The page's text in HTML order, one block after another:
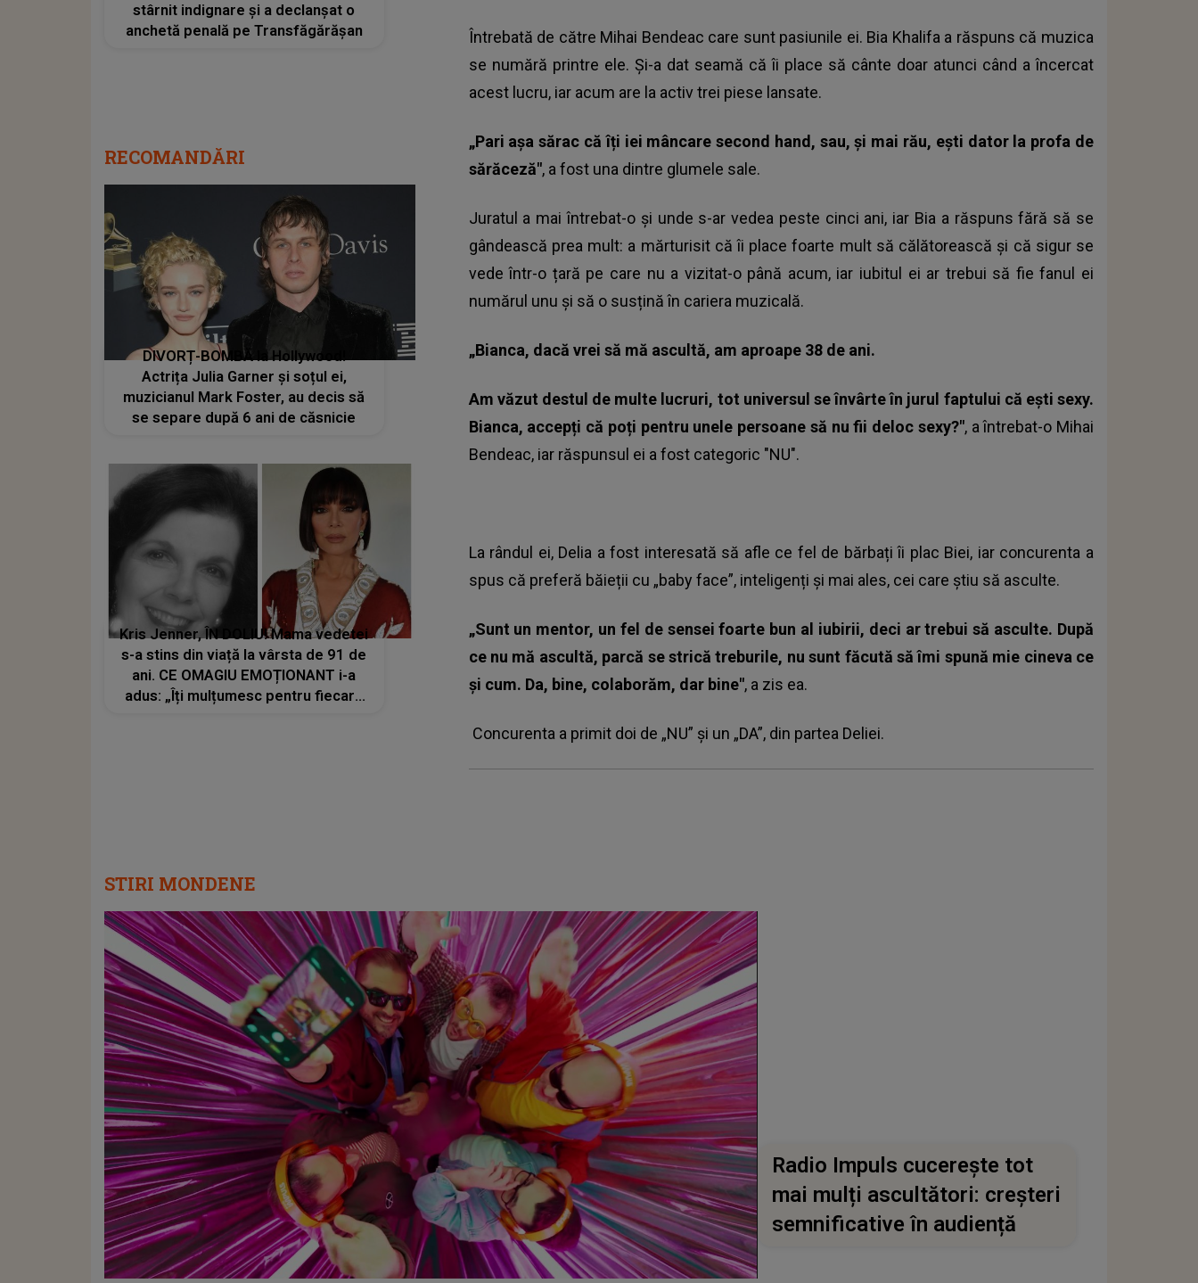
Întrebată de către Mihai Bendeac care sunt pasiunile ei. Bia Khalifa a răspuns că muzica
se numără printre ele. Și-a dat seamă că îi place să cânte doar atunci când a încercat
acest lucru, iar acum are la activ trei piese lansate.
„Pari așa sărac că îți iei mâncare second hand, sau, și mai rău, ești dator la profa de
sărăceză", a fost una dintre glumele sale.
Juratul a mai întrebat-o și unde s-ar vedea peste cinci ani, iar Bia a răspuns fără să se
gândească prea mult: a mărturisit că îi place foarte mult să călătorească și că sigur se
vede într-o țară pe care nu a vizitat-o până acum, iar iubitul ei ar trebui să fie fanul ei
numărul unu și să o susțină în cariera muzicală.
„Bianca, dacă vrei să mă ascultă, am aproape 38 de ani.
Am văzut destul de multe lucruri, tot universul se învârte în jurul faptului că ești sexy.
Bianca, accepți că poți pentru unele persoane să nu fii deloc sexy?", a întrebat-o Mihai
Bendeac, iar răspunsul ei a fost categoric "NU".
La rândul ei, Delia a fost interesată să afle ce fel de bărbați îi plac Biei, iar concurenta a
spus că preferă băieții cu „baby face”, inteligenți și mai ales, cei care știu să asculte.
„Sunt un mentor, un fel de sensei foarte bun al iubirii, deci ar trebui să asculte. După
ce nu mă ascultă, parcă se strică treburile, nu sunt făcută să îmi spună mie cineva ce
și cum. Da, bine, colaborăm, dar bine", a zis ea.
Concurenta a primit doi de „NU” și un „DA”, din partea Deliei.
stârnit indignare și a declanșat o
anchetă penală pe Transfăgărășan
RECOMANDĂRI
DIVORȚ-BOMBĂ la Hollywood!
Actrița Julia Garner și soțul ei,
muzicianul Mark Foster, au decis să
se separe după 6 ani de căsnicie
Kris Jenner, ÎN DOLIU! Mama vedetei
s-a stins din viață la vârsta de 91 de
ani. CE OMAGIU EMOȚIONANT i-a
adus: „Îți mulțumesc pentru fiecare
STIRI MONDENE
Radio Impuls cucerește tot
mai mulți ascultători: creșteri
semnificative în audiență